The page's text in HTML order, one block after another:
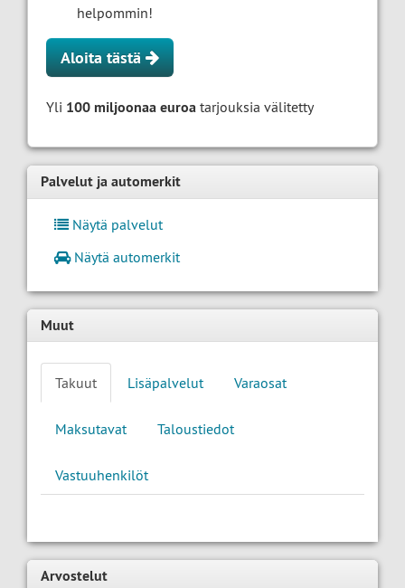
helpommin!
Aloita tästä
Yli 100 miljoonaa euroa tarjouksia välitetty
Palvelut ja automerkit
Näytä palvelut
Näytä automerkit
Muut
Takuut Lisäpalvelut Varaosat
Maksutavat Taloustiedot
Vastuuhenkilöt
Arvostelut